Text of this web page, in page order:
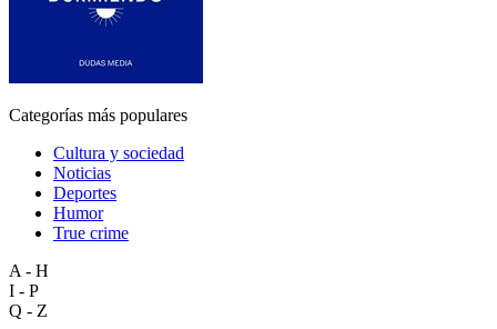
Categorías más populares
Cultura y sociedad
Noticias
Deportes
Humor
True crime
A - H
I - P
Q - Z